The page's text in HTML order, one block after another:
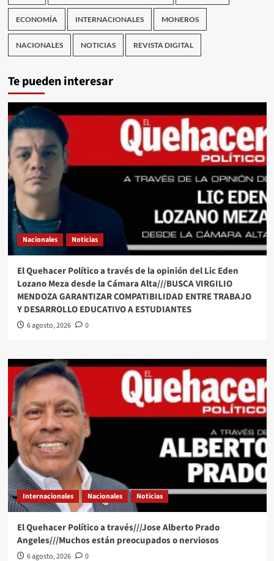
ECONOMÍA INTERNACIONALES MONEROS
NACIONALES NOTICIAS REVISTA DIGITAL
Te pueden interesar
Nacionales Noticias
El Quehacer Político a través de la opinión del Lic Eden
Lozano Meza desde la Cámara Alta///BUSCA VIRGILIO
MENDOZA GARANTIZAR COMPATIBILIDAD ENTRE TRABAJO
Y DESARROLLO EDUCATIVO A ESTUDIANTES
6 agosto, 2026 0
Internacionales Nacionales Noticias
El Quehacer Político a través///Jose Alberto Prado
Angeles///Muchos están preocupados o nerviosos
6 agosto, 2026 0